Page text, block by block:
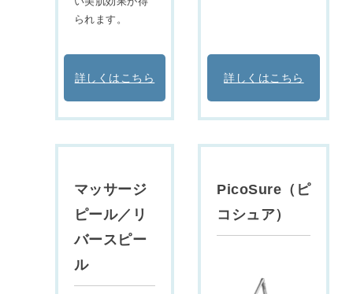
られます。
詳しくはこちら 詳しくはこちら
マッサージ
ピール／リ
バースピー
ル
PicoSure（ピ
コシュア）